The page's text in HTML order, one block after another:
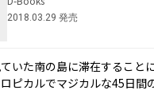
2018.03.29 発売
いた南の島に滞在すること
ピカルでマジカルな45日間